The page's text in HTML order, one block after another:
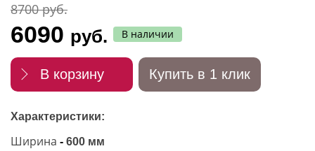
8700 руб.
6090 руб. В наличии
В корзину Купить в 1 клик
Характеристики:
Ширина - 600 мм